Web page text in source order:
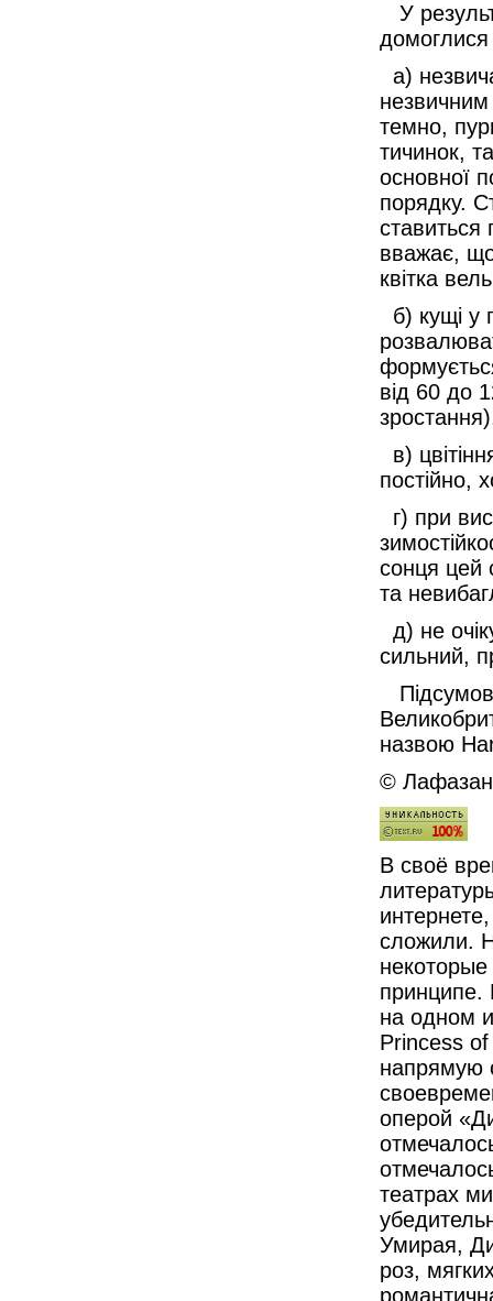
У
домоглися
а)
темно,
тичинок,
основної
порядку.
ставиться
вважає,
квітка
б) кущі у
від 60 до
в)
постійно,
г) при
сонця цей
та
д) не
сильний,
назвою
©
В своё
сложили.
на одном
Princess
напрямую
оперой
театрах
Умирая,
роз,